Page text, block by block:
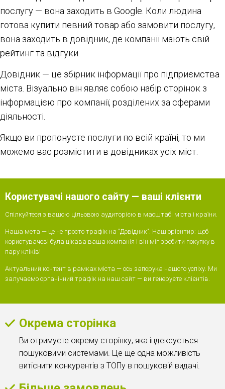
послугу — вона заходить в Google. Коли людина
готова купити певний товар або замовити послугу,
вона заходить в довідник, де компанії мають свій
рейтинг та відгуки.
Довідник — це збірник інформації про підприємства
міста. Візуально він являє собою набір сторінок з
інформацією про компанії, розділених за сферами
діяльності.
Якщо ви пропонуєте послуги по всій країні, то ми
можемо вас розмістити в довідниках усіх міст.
Користувачі нашого сайту — ваші клієнти
Спілкуйтеся з вашою цільовою аудиторією в масштабі міста і країни.
Наша мета — це не просто трафік на "Довідник". Наш орієнтир: щоб
користувачеві була цікава ваша компанія і він міг зробити покупку в
пару кліків!
Актуальний контент в рамках міста — ось запорука нашого успіху. Ми
залучаємо органічний трафік на наш сайт — ви генеруєте клієнтів.
Окрема сторінка
Ви отримуєте окрему сторінку, яка індексується
пошуковими системами. Це ще одна можливість
витіснити конкурентів з ТОПу в пошуковій видачі.